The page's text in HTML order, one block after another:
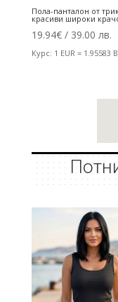
Пола-панталон от
красиви широки
19.94€/ 39.00 лв.
Курс: 1 EUR = 1.95583